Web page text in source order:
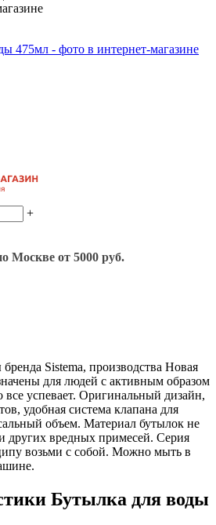
+
Москве от 5000 руб.
Sistema, производства Новая
для людей с активным образом
все успевает. Оригинальный дизайн,
удобная система клапана для
объем. Материал бутылок не
других вредных примесей. Серия
возьми с собой. Можно мыть в
Бутылка для воды